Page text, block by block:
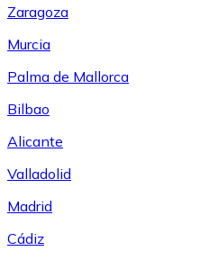
Zaragoza
Murcia
Palma de Mallorca
Bilbao
Alicante
Valladolid
Madrid
Cádiz